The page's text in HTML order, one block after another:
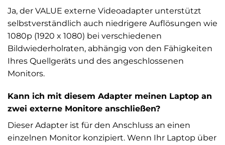
Ja, der VALUE externe Videoadapter unterstützt
selbstverständlich auch niedrigere Auflösungen wie
1080p (1920 x 1080) bei verschiedenen
Bildwiederholraten, abhängig von den Fähigkeiten
Ihres Quellgeräts und des angeschlossenen
Monitors.
Kann ich mit diesem Adapter meinen Laptop an
zwei externe Monitore anschließen?
Dieser Adapter ist für den Anschluss an einen
einzelnen Monitor konzipiert. Wenn Ihr Laptop über